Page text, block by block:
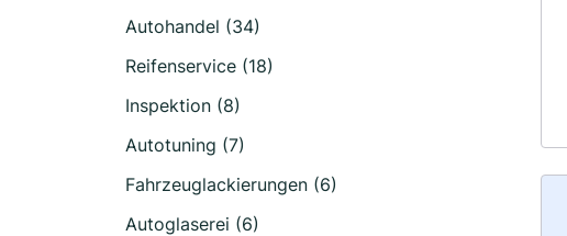
Autohandel (34)
Reifenservice (18)
Inspektion (8)
Autotuning (7)
Fahrzeuglackierungen (6)
Autoglaserei (6)